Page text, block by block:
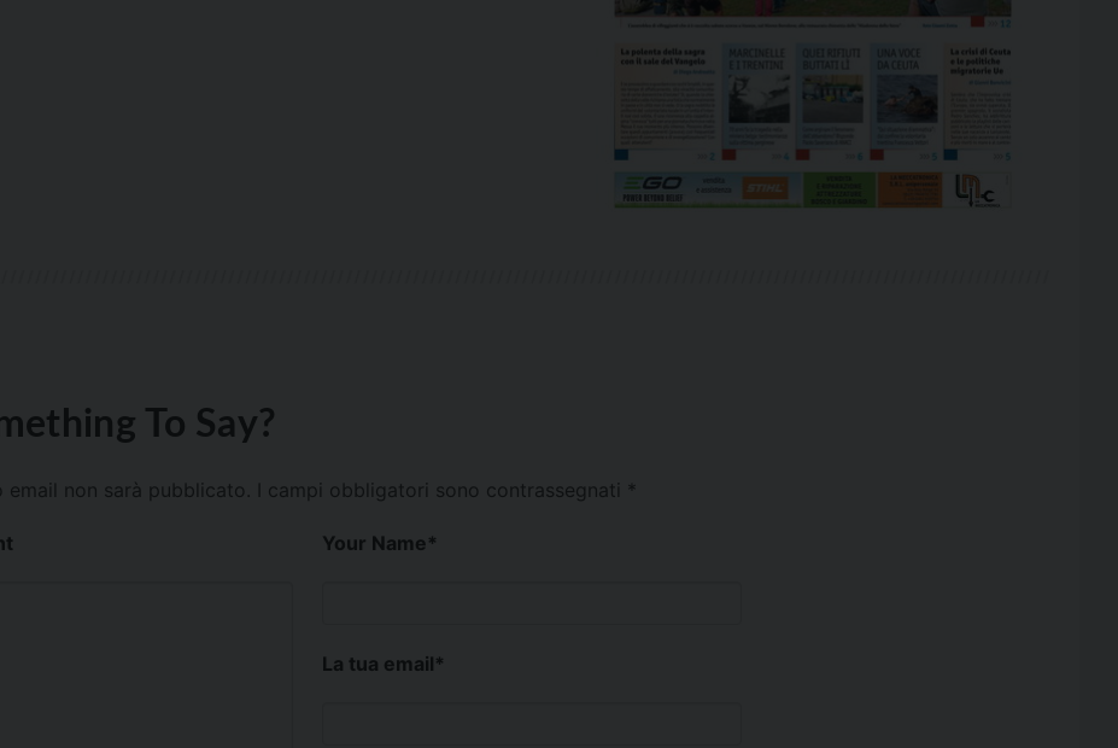
To Say?
email non sarà pubblicato. I campi obbligatori sono contrassegnati *
Your Name*
La tua email*